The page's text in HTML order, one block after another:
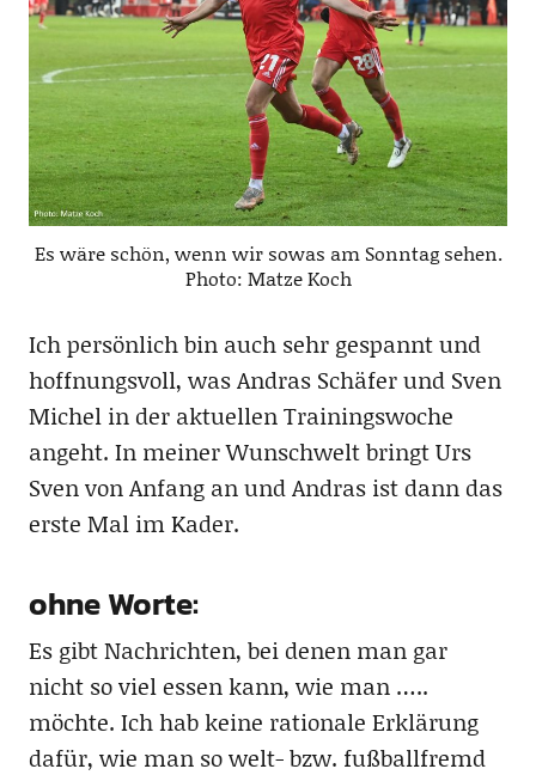
Es wäre schön, wenn wir sowas am Sonntag sehen.
Photo: Matze Koch
Ich persönlich bin auch sehr gespannt und
hoffnungsvoll, was Andras Schäfer und Sven
Michel in der aktuellen Trainingswoche
angeht. In meiner Wunschwelt bringt Urs
Sven von Anfang an und Andras ist dann das
erste Mal im Kader.
ohne Worte:
Es gibt Nachrichten, bei denen man gar
nicht so viel essen kann, wie man …..
möchte. Ich hab keine rationale Erklärung
dafür, wie man so welt- bzw. fußballfremd